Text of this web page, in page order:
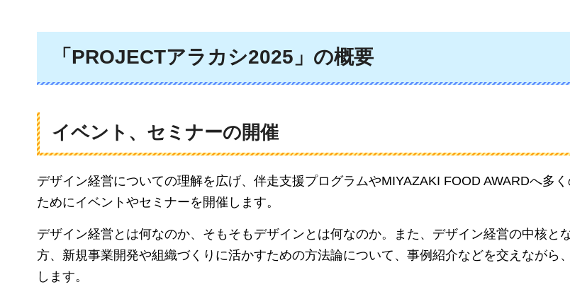
「PROJECTアラカシ2025」の概要
イベント、セミナーの開催
デザイン経営についての理解を広げ、伴走支援プログラムやMIYAZAKI FOOD AWARDへ多
ためにイベントやセミナーを開催します。
デザイン経営とは何なのか、そもそもデザインとは何なのか。また、デザイン経営の中核と
方、新規事業開発や組織づくりに活かすための方法論について、事例紹介などを交えながら
します。